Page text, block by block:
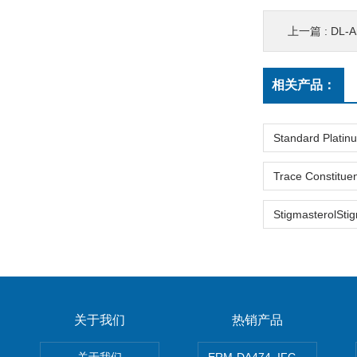
上一篇 : DL-
相关产品：
关于我们 热销产品